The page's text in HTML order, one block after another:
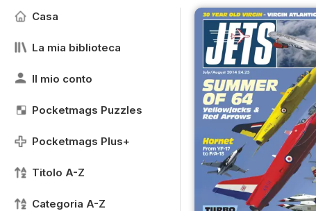
Casa
La mia biblioteca
Il mio conto
Pocketmags Puzzles
Pocketmags Plus+
Titolo A-Z
Categoria A-Z